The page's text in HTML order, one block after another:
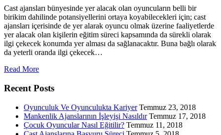
Cast ajansları bünyesinde yer alacak olan oyuncuların belli bir
birikim dahilinde potansiyellerini ortaya koyabilecekleri için; cast
ajansları içerisinde de yer alarak oyuncu olmak üzerine faaliyetlerde
yer alacak olan kişilerin eğitim süreci kapsamında da sürekli olarak
ilgi çekecek konumda yer alması da sağlanacaktır. Buna bağlı olarak
da yeterli oranda ilgi çekecek…
Read More
Recent Posts
Oyunculuk Ve Oyunculukta Kariyer Temmuz 23, 2018
Mankenlik Ajanslarının İşleyişi Nasıldır Temmuz 17, 2018
Çocuk Oyuncular Nasıl Eğitilir? Temmuz 11, 2018